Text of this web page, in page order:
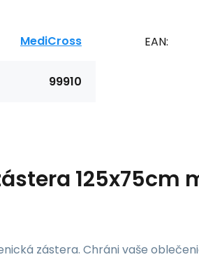
MediCross
99910
EAN:
125x75cm
zástera. Chráni vaše